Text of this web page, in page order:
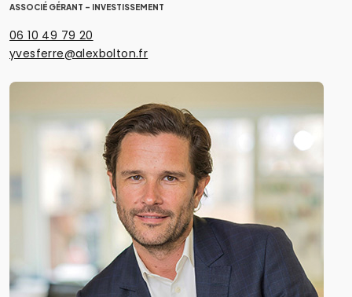
ASSOCIÉ GÉRANT - INVESTISSEMENT
06 10 49 79 20
yvesferre@alexbolton.fr